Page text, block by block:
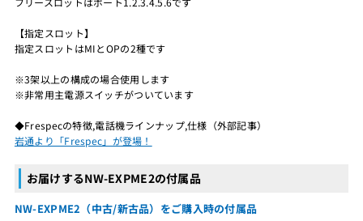
【指定スロット】
指定スロットはMIとOPの2種です
※3架以上の構成の場合使用します
※非常用主電源スイッチがついています
◆Frespecの特徴,電話機ラインナップ,仕様（外部記事）
岩通より「Frespec」が登場！
お届けするNW-EXPME2の付属品
NW-EXPME2（中古/新古品）をご購入時の付属品